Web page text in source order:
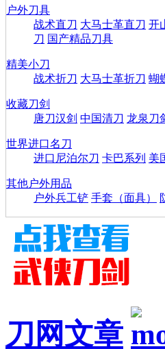
户外刀具
战术直刀 大马士革直刀 开
刀 国产精品刀具
精美小刀
战术折刀 大马士革折刀 蝴
收藏刀剑
唐刀汉剑 中国清刀 龙泉刀
世界进口名刀
进口尼泊尔刀 卡巴系列 美
其他户外用品
户外兵工铲 手套（面具）
刀网文章